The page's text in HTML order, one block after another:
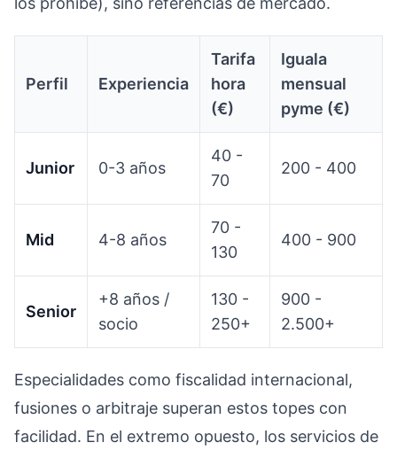
Perfil Experiencia
Tarifa
hora
(€)
Iguala
mensual
pyme (€)
Junior 0-3 años
40 -
70
200 - 400
Mid 4-8 años
70 -
130
400 - 900
Senior
+8 años /
socio
130 -
250+
900 -
2.500+
Especialidades como fiscalidad internacional,
fusiones o arbitraje superan estos topes con
facilidad. En el extremo opuesto, los servicios de